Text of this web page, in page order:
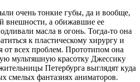
очень тонкие губы, да и вообще,
внешности, а обижавшие ее
масла в огонь. Тогда-то она
к пластическому хирургу и
от всех проблем. Прототипом она
мультяшную красотку Джессику
Петербурга выглядят куда
смелых фантазиях аниматоров.